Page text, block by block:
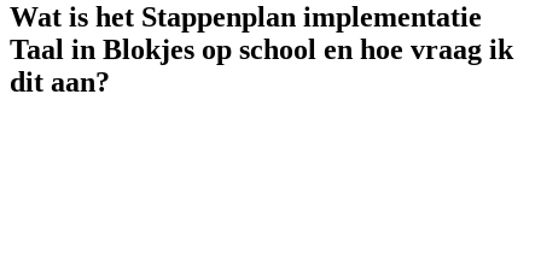
Wat is het Stappenplan implementatie
Taal in Blokjes op school en hoe vraag ik
dit aan?